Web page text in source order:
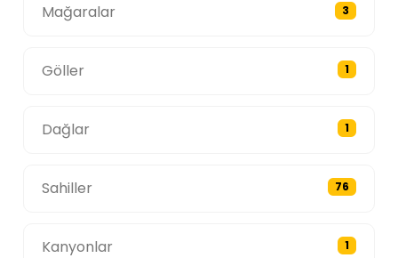
Mağaralar 3
Göller 1
Dağlar 1
Sahiller 76
Kanyonlar 1